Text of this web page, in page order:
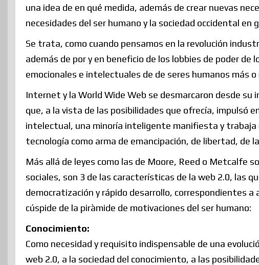
una idea de en qué medida, además de crear nuevas
necesidades del ser humano y la sociedad occidental en
Se trata, como cuando pensamos en la revolución
además de por y en beneficio de los lobbies de poder
emocionales e intelectuales de de seres humanos más o
Internet y la World Wide Web se desmarcaron desde
que, a la vista de las posibilidades que ofrecía, impulsó
intelectual, una minoría inteligente manifiesta y trabaja
tecnología como arma de emancipación, de libertad, de
Más allá de leyes como las de Moore, Reed o Metcalfe
sociales, son 3 de las características de la web 2.0, las
democratización y rápido desarrollo, correspondientes
cúspide de la piràmide de motivaciones del ser humano:
Conocimiento:
Como necesidad y requisito indispensable de una
web 2.0, a la sociedad del conocimiento, a las